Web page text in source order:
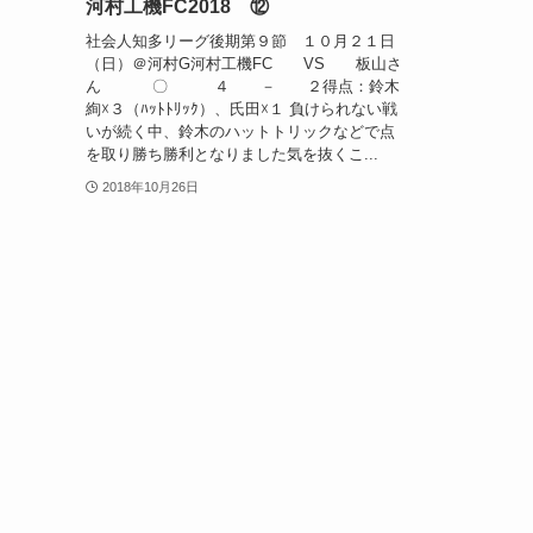
河村工機FC2018 ⑫
社会人知多リーグ後期第９節 １０月２１日
（日）＠河村G河村工機FC VS 板山さ
ん 〇 ４ － ２得点：鈴木
絢☓３（ﾊｯﾄﾄﾘｯｸ）、氏田☓１ 負けられない戦
いが続く中、鈴木のハットトリックなどで点
を取り勝ち勝利となりました気を抜くこ...
2018年10月26日